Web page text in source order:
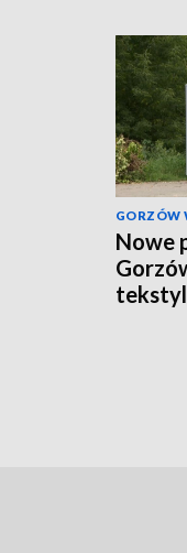
GORZÓW
Nowe